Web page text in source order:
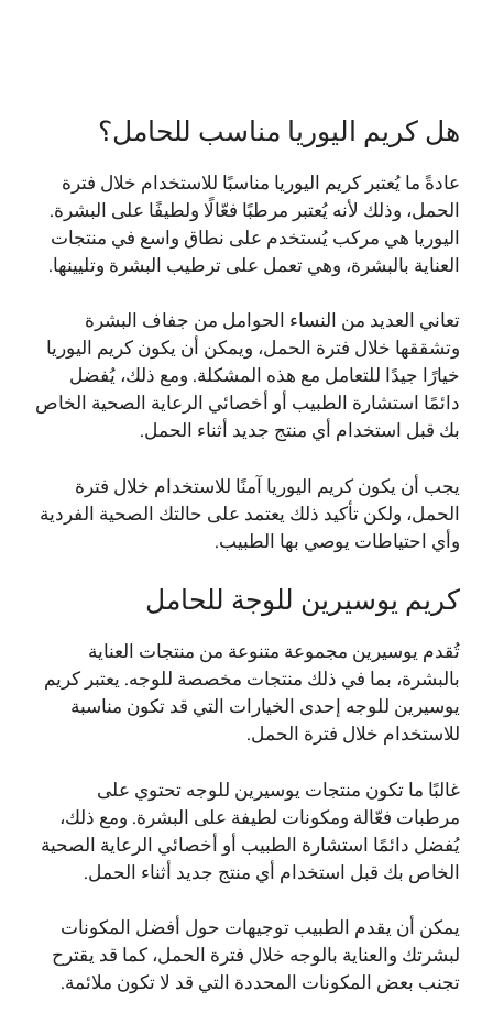
هل كريم اليوريا مناسب للحامل؟
عادةً ما يُعتبر كريم اليوريا مناسبًا للاستخدام خلال فترة
الحمل، وذلك لأنه يُعتبر مرطبًا فعّالًا ولطيفًا على البشرة.
اليوريا هي مركب يُستخدم على نطاق واسع في منتجات
العناية بالبشرة، وهي تعمل على ترطيب البشرة وتليينها.
تعاني العديد من النساء الحوامل من جفاف البشرة
وتشققها خلال فترة الحمل، ويمكن أن يكون كريم اليوريا
خيارًا جيدًا للتعامل مع هذه المشكلة. ومع ذلك، يُفضل
دائمًا استشارة الطبيب أو أخصائي الرعاية الصحية الخاص
بك قبل استخدام أي منتج جديد أثناء الحمل.
يجب أن يكون كريم اليوريا آمنًا للاستخدام خلال فترة
الحمل، ولكن تأكيد ذلك يعتمد على حالتك الصحية الفردية
وأي احتياطات يوصي بها الطبيب.
كريم يوسيرين للوجة للحامل
تُقدم يوسيرين مجموعة متنوعة من منتجات العناية
بالبشرة، بما في ذلك منتجات مخصصة للوجه. يعتبر كريم
يوسيرين للوجه إحدى الخيارات التي قد تكون مناسبة
للاستخدام خلال فترة الحمل.
غالبًا ما تكون منتجات يوسيرين للوجه تحتوي على
مرطبات فعّالة ومكونات لطيفة على البشرة. ومع ذلك،
يُفضل دائمًا استشارة الطبيب أو أخصائي الرعاية الصحية
الخاص بك قبل استخدام أي منتج جديد أثناء الحمل.
يمكن أن يقدم الطبيب توجيهات حول أفضل المكونات
لبشرتك والعناية بالوجه خلال فترة الحمل، كما قد يقترح
تجنب بعض المكونات المحددة التي قد لا تكون ملائمة.